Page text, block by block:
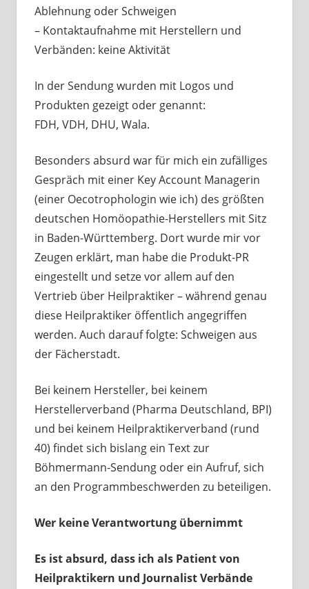
Ablehnung oder Schweigen
– Kontaktaufnahme mit Herstellern und
Verbänden: keine Aktivität
In der Sendung wurden mit Logos und
Produkten gezeigt oder genannt:
FDH, VDH, DHU, Wala.
Besonders absurd war für mich ein zufälliges
Gespräch mit einer Key Account Managerin
(einer Oecotrophologin wie ich) des größten
deutschen Homöopathie-Herstellers mit Sitz
in Baden-Württemberg. Dort wurde mir vor
Zeugen erklärt, man habe die Produkt-PR
eingestellt und setze vor allem auf den
Vertrieb über Heilpraktiker – während genau
diese Heilpraktiker öffentlich angegriffen
werden. Auch darauf folgte: Schweigen aus
der Fächerstadt.
Bei keinem Hersteller, bei keinem
Herstellerverband (Pharma Deutschland, BPI)
und bei keinem Heilpraktikerverband (rund
40) findet sich bislang ein Text zur
Böhmermann-Sendung oder ein Aufruf, sich
an den Programmbeschwerden zu beteiligen.
Wer keine Verantwortung übernimmt
Es ist absurd, dass ich als Patient von
Heilpraktikern und Journalist Verbände